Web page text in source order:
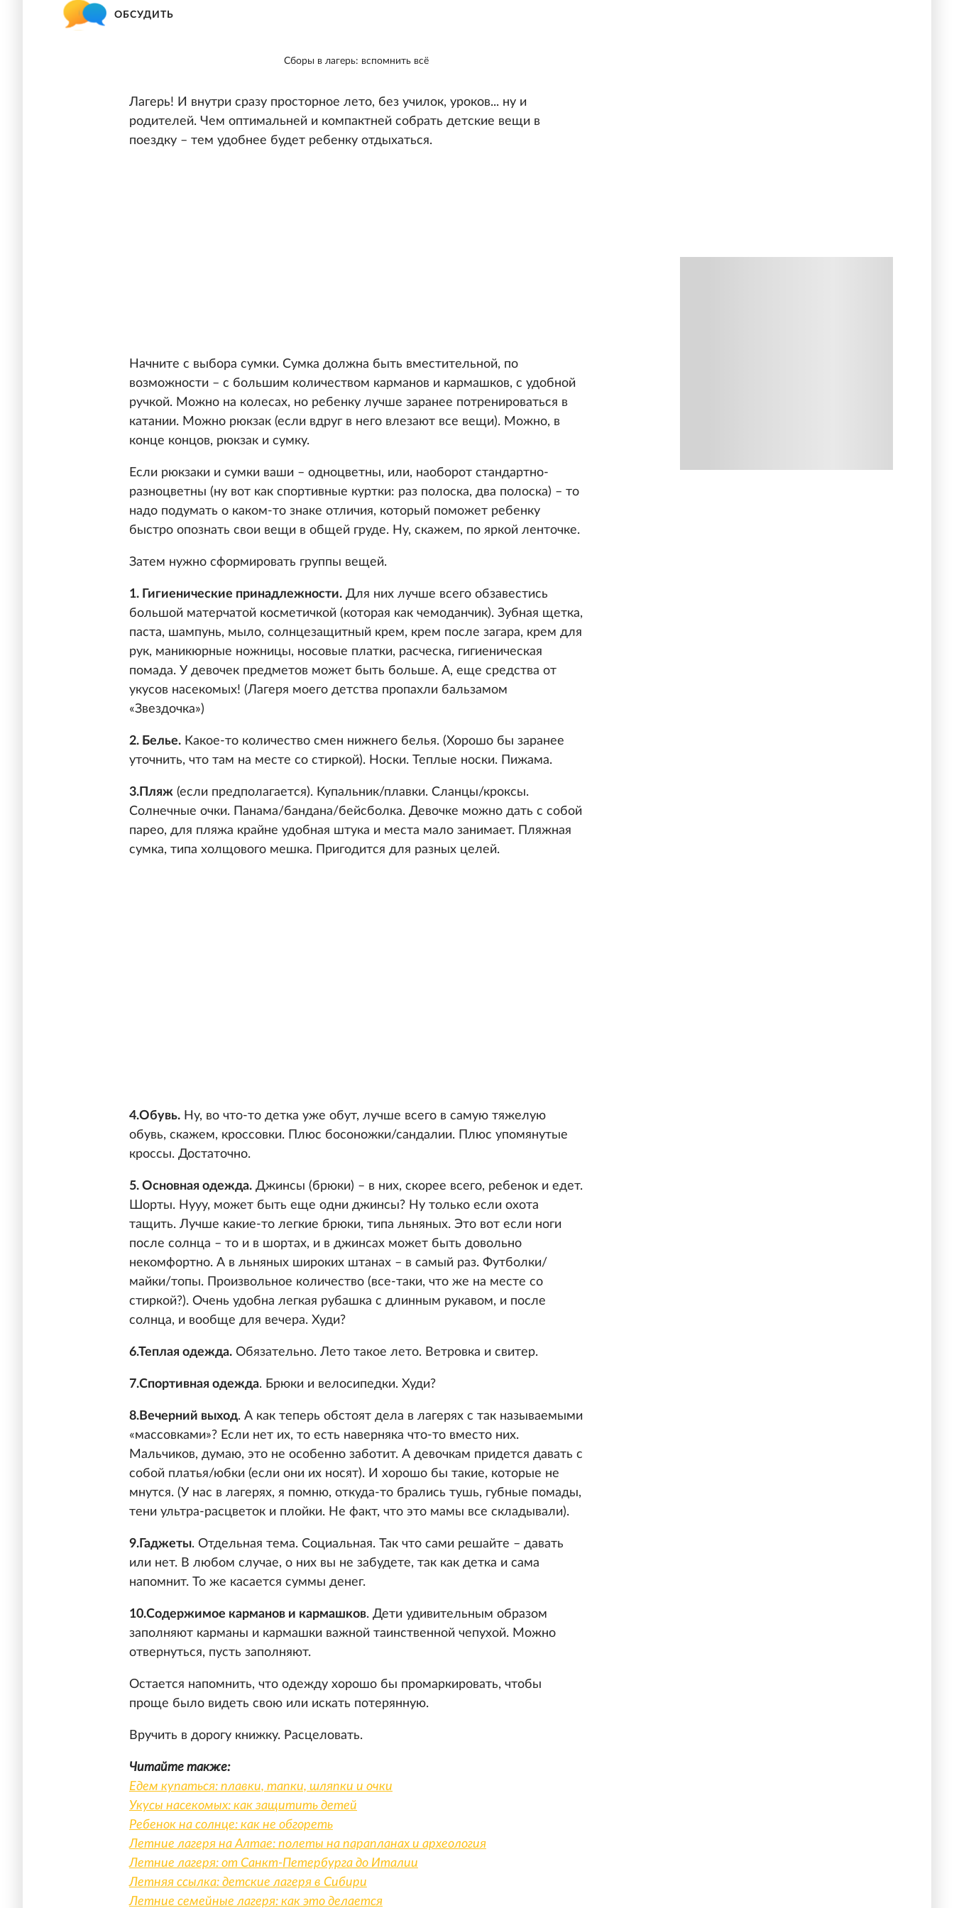
ОБСУДИТЬ
Сборы в лагерь: вспомнить всё
Лагерь! И внутри сразу просторное лето, без училок, уроков... ну и
родителей. Чем оптимальней и компактней собрать детские вещи в
поездку – тем удобнее будет ребенку отдыхаться.
Начните с выбора сумки. Сумка должна быть вместительной, по
возможности – с большим количеством карманов и кармашков, с удобной
ручкой. Можно на колесах, но ребенку лучше заранее потренироваться в
катании. Можно рюкзак (если вдруг в него влезают все вещи). Можно, в
конце концов, рюкзак и сумку.
Если рюкзаки и сумки ваши – одноцветны, или, наоборот стандартно-
разноцветны (ну вот как спортивные куртки: раз полоска, два полоска) – то
надо подумать о каком-то знаке отличия, который поможет ребенку
быстро опознать свои вещи в общей груде. Ну, скажем, по яркой ленточке.
Затем нужно сформировать группы вещей.
1. Гигиенические принадлежности. Для них лучше всего обзавестись
большой матерчатой косметичкой (которая как чемоданчик). Зубная щетка,
паста, шампунь, мыло, солнцезащитный крем, крем после загара, крем для
рук, маникюрные ножницы, носовые платки, расческа, гигиеническая
помада. У девочек предметов может быть больше. А, еще средства от
укусов насекомых! (Лагеря моего детства пропахли бальзамом
«Звездочка»)
2. Белье. Какое-то количество смен нижнего белья. (Хорошо бы заранее
уточнить, что там на месте со стиркой). Носки. Теплые носки. Пижама.
3.Пляж (если предполагается). Купальник/плавки. Сланцы/кроксы.
Солнечные очки. Панама/бандана/бейсболка. Девочке можно дать с собой
парео, для пляжа крайне удобная штука и места мало занимает. Пляжная
сумка, типа холщового мешка. Пригодится для разных целей.
4.Обувь. Ну, во что-то детка уже обут, лучше всего в самую тяжелую
обувь, скажем, кроссовки. Плюс босоножки/сандалии. Плюс упомянутые
кроссы. Достаточно.
5. Основная одежда. Джинсы (брюки) – в них, скорее всего, ребенок и едет.
Шорты. Нууу, может быть еще одни джинсы? Ну только если охота
тащить. Лучше какие-то легкие брюки, типа льняных. Это вот если ноги
после солнца – то и в шортах, и в джинсах может быть довольно
некомфортно. А в льняных широких штанах – в самый раз. Футболки/
майки/топы. Произвольное количество (все-таки, что же на месте со
стиркой?). Очень удобна легкая рубашка с длинным рукавом, и после
солнца, и вообще для вечера. Худи?
6.Теплая одежда. Обязательно. Лето такое лето. Ветровка и свитер.
7.Спортивная одежда. Брюки и велосипедки. Худи?
8.Вечерний выход. А как теперь обстоят дела в лагерях с так называемыми
«массовками»? Если нет их, то есть наверняка что-то вместо них.
Мальчиков, думаю, это не особенно заботит. А девочкам придется давать с
собой платья/юбки (если они их носят). И хорошо бы такие, которые не
мнутся. (У нас в лагерях, я помню, откуда-то брались тушь, губные помады,
тени ультра-расцветок и плойки. Не факт, что это мамы все складывали).
9.Гаджеты. Отдельная тема. Социальная. Так что сами решайте – давать
или нет. В любом случае, о них вы не забудете, так как детка и сама
напомнит. То же касается суммы денег.
10.Содержимое карманов и кармашков. Дети удивительным образом
заполняют карманы и кармашки важной таинственной чепухой. Можно
отвернуться, пусть заполняют.
Остается напомнить, что одежду хорошо бы промаркировать, чтобы
проще было видеть свою или искать потерянную.
Вручить в дорогу книжку. Расцеловать.
Читайте также:
Едем купаться: плавки, тапки, шляпки и очки
Укусы насекомых: как защитить детей
Ребенок на солнце: как не обгореть
Летние лагеря на Алтае: полеты на парапланах и археология
Летние лагеря: от Санкт-Петербурга до Италии
Летняя ссылка: детские лагеря в Сибири
Летние семейные лагеря: как это делается